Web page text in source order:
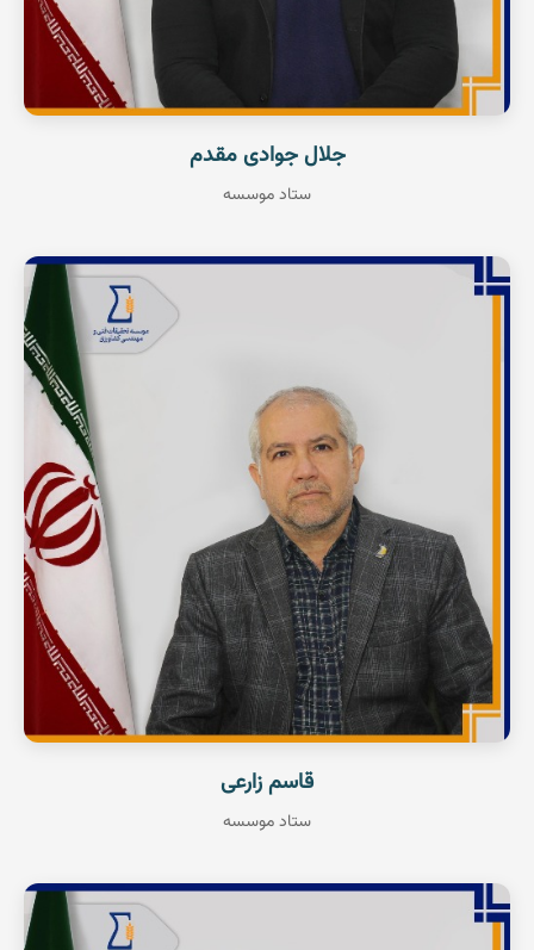
جلال جوادی مقدم
ستاد موسسه
عضو هیات علمی
مشاهده رزومه
قاسم زارعی
ستاد موسسه